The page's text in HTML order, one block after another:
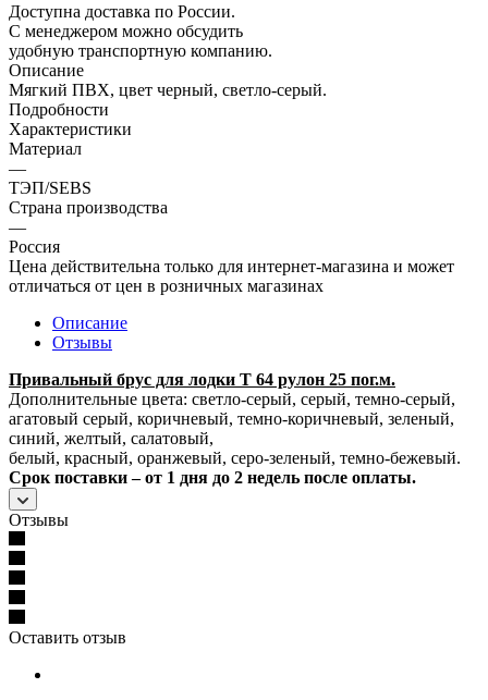
Доступна доставка по России.
С менеджером можно обсудить
удобную транспортную компанию.
Описание
Мягкий ПВХ, цвет черный, светло-серый.
Подробности
Характеристики
Материал
—
ТЭП/SEBS
Страна производства
—
Россия
Цена действительна только для интернет-магазина и может
отличаться от цен в розничных магазинах
Описание
Отзывы
Привальный брус для лодки Т 64 рулон 25 пог.м.
Дополнительные цвета: светло-серый, серый, темно-серый,
агатовый серый, коричневый, темно-коричневый, зеленый,
синий, желтый, салатовый,
белый, красный, оранжевый, серо-зеленый, темно-бежевый.
Срок поставки – от 1 дня до 2 недель после оплаты.
Отзывы
Оставить отзыв